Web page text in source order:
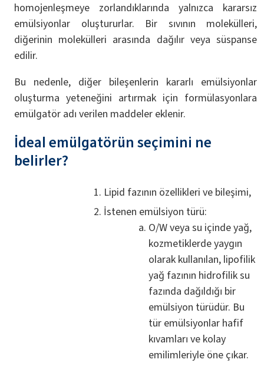
homojenleşmeye zorlandıklarında yalnızca kararsız
emülsiyonlar oluştururlar. Bir sıvının molekülleri,
diğerinin molekülleri arasında dağılır veya süspanse
edilir.
Bu nedenle, diğer bileşenlerin kararlı emülsiyonlar
oluşturma yeteneğini artırmak için formülasyonlara
emülgatör adı verilen maddeler eklenir.
İdeal emülgatörün seçimini ne
belirler?
Lipid fazının özellikleri ve bileşimi,
İstenen emülsiyon türü:
O/W veya su içinde yağ,
kozmetiklerde yaygın
olarak kullanılan, lipofilik
yağ fazının hidrofilik su
fazında dağıldığı bir
emülsiyon türüdür. Bu
tür emülsiyonlar hafif
kıvamları ve kolay
emilimleriyle öne çıkar.